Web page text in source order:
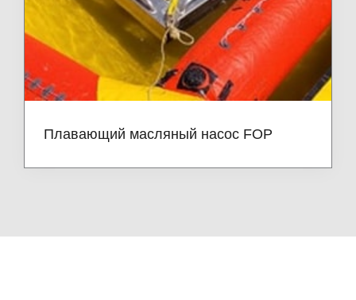
Плавающий масляный насос FOP